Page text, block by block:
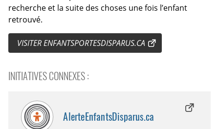
recherche et la suite des choses une fois l’enfant
retrouvé.
VISITER ENFANTSPORTESDISPARUS.CA
INITIATIVES CONNEXES :
AlerteEnfantsDisparus.ca